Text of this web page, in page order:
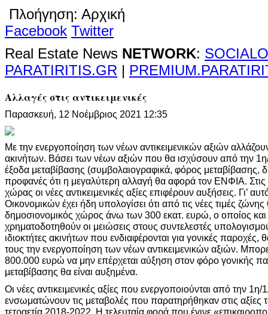
Πλοήγηση: Αρχική
Facebook Twitter
Real Estate News NETWORK:
PARATIRITIS.GR |
Αλλαγές στις αντικειμενικές
Παρασκευή, 12 Νοέμβριος 2021 12:35
Με την ενεργοποίηση των νέων αντικειμενικών αξιών
ακινήτων. Βάσει των νέων αξιών που θα ισχύσουν από την
έξοδα μεταβίβασης (συμβολαιογραφικά, φόρος μεταβίβασης,
προφανές ότι η μεγαλύτερη αλλαγή θα αφορά τον ΕΝΦΙΑ. Στις
χώρας οι νέες αντικειμενικές αξίες επιφέρουν αυξήσεις. Γι’
Οικονομικών έχει ήδη υπολογίσει ότι από τις νέες τιμές
δημοσιονομικός χώρος άνω των 300 εκατ. ευρώ, ο οποίος και
χρηματοδοτηθούν οι μειώσεις στους συντελεστές
ιδιοκτήτες ακινήτων που ενδιαφέρονται για γονικές
τους την ενεργοποίηση των νέων αντικειμενικών αξιών.
800.000 ευρώ να μην επέρχεται αύξηση στον φόρο γονικής
μεταβίβασης θα είναι αυξημένα.
Οι νέες αντικειμενικές αξίες που ενεργοποιούνται από την
ενσωματώνουν τις μεταβολές που παρατηρήθηκαν στις αξίες
τετραετία 2018-2022. Η τελευταία φορά που έγινε